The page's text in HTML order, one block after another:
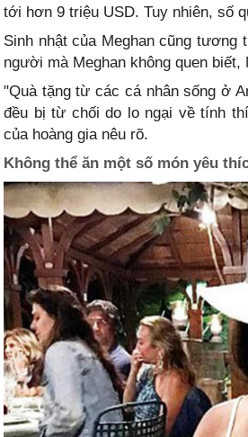
tới hơn 9 triệu USD. Tuy nhiên, số
Sinh nhật của Meghan cũng tương
người mà Meghan không quen
"Quà tặng từ các cá nhân sống ở
đều bị từ chối do lo ngại về tính
của hoàng gia nêu rõ.
Không thể ăn một số món yêu